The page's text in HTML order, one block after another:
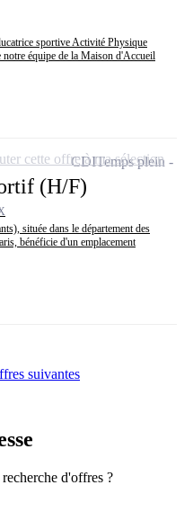
sportive Activité Physique
équipe de la Maison d'Accueil
(H/F)
située dans le département des
bénéficie d'un emplacement
CDITemps plein
cette offre à ma sélection
suivantes
d'offres ?